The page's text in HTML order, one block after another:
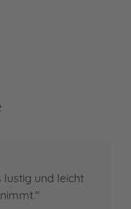
lustig und leicht